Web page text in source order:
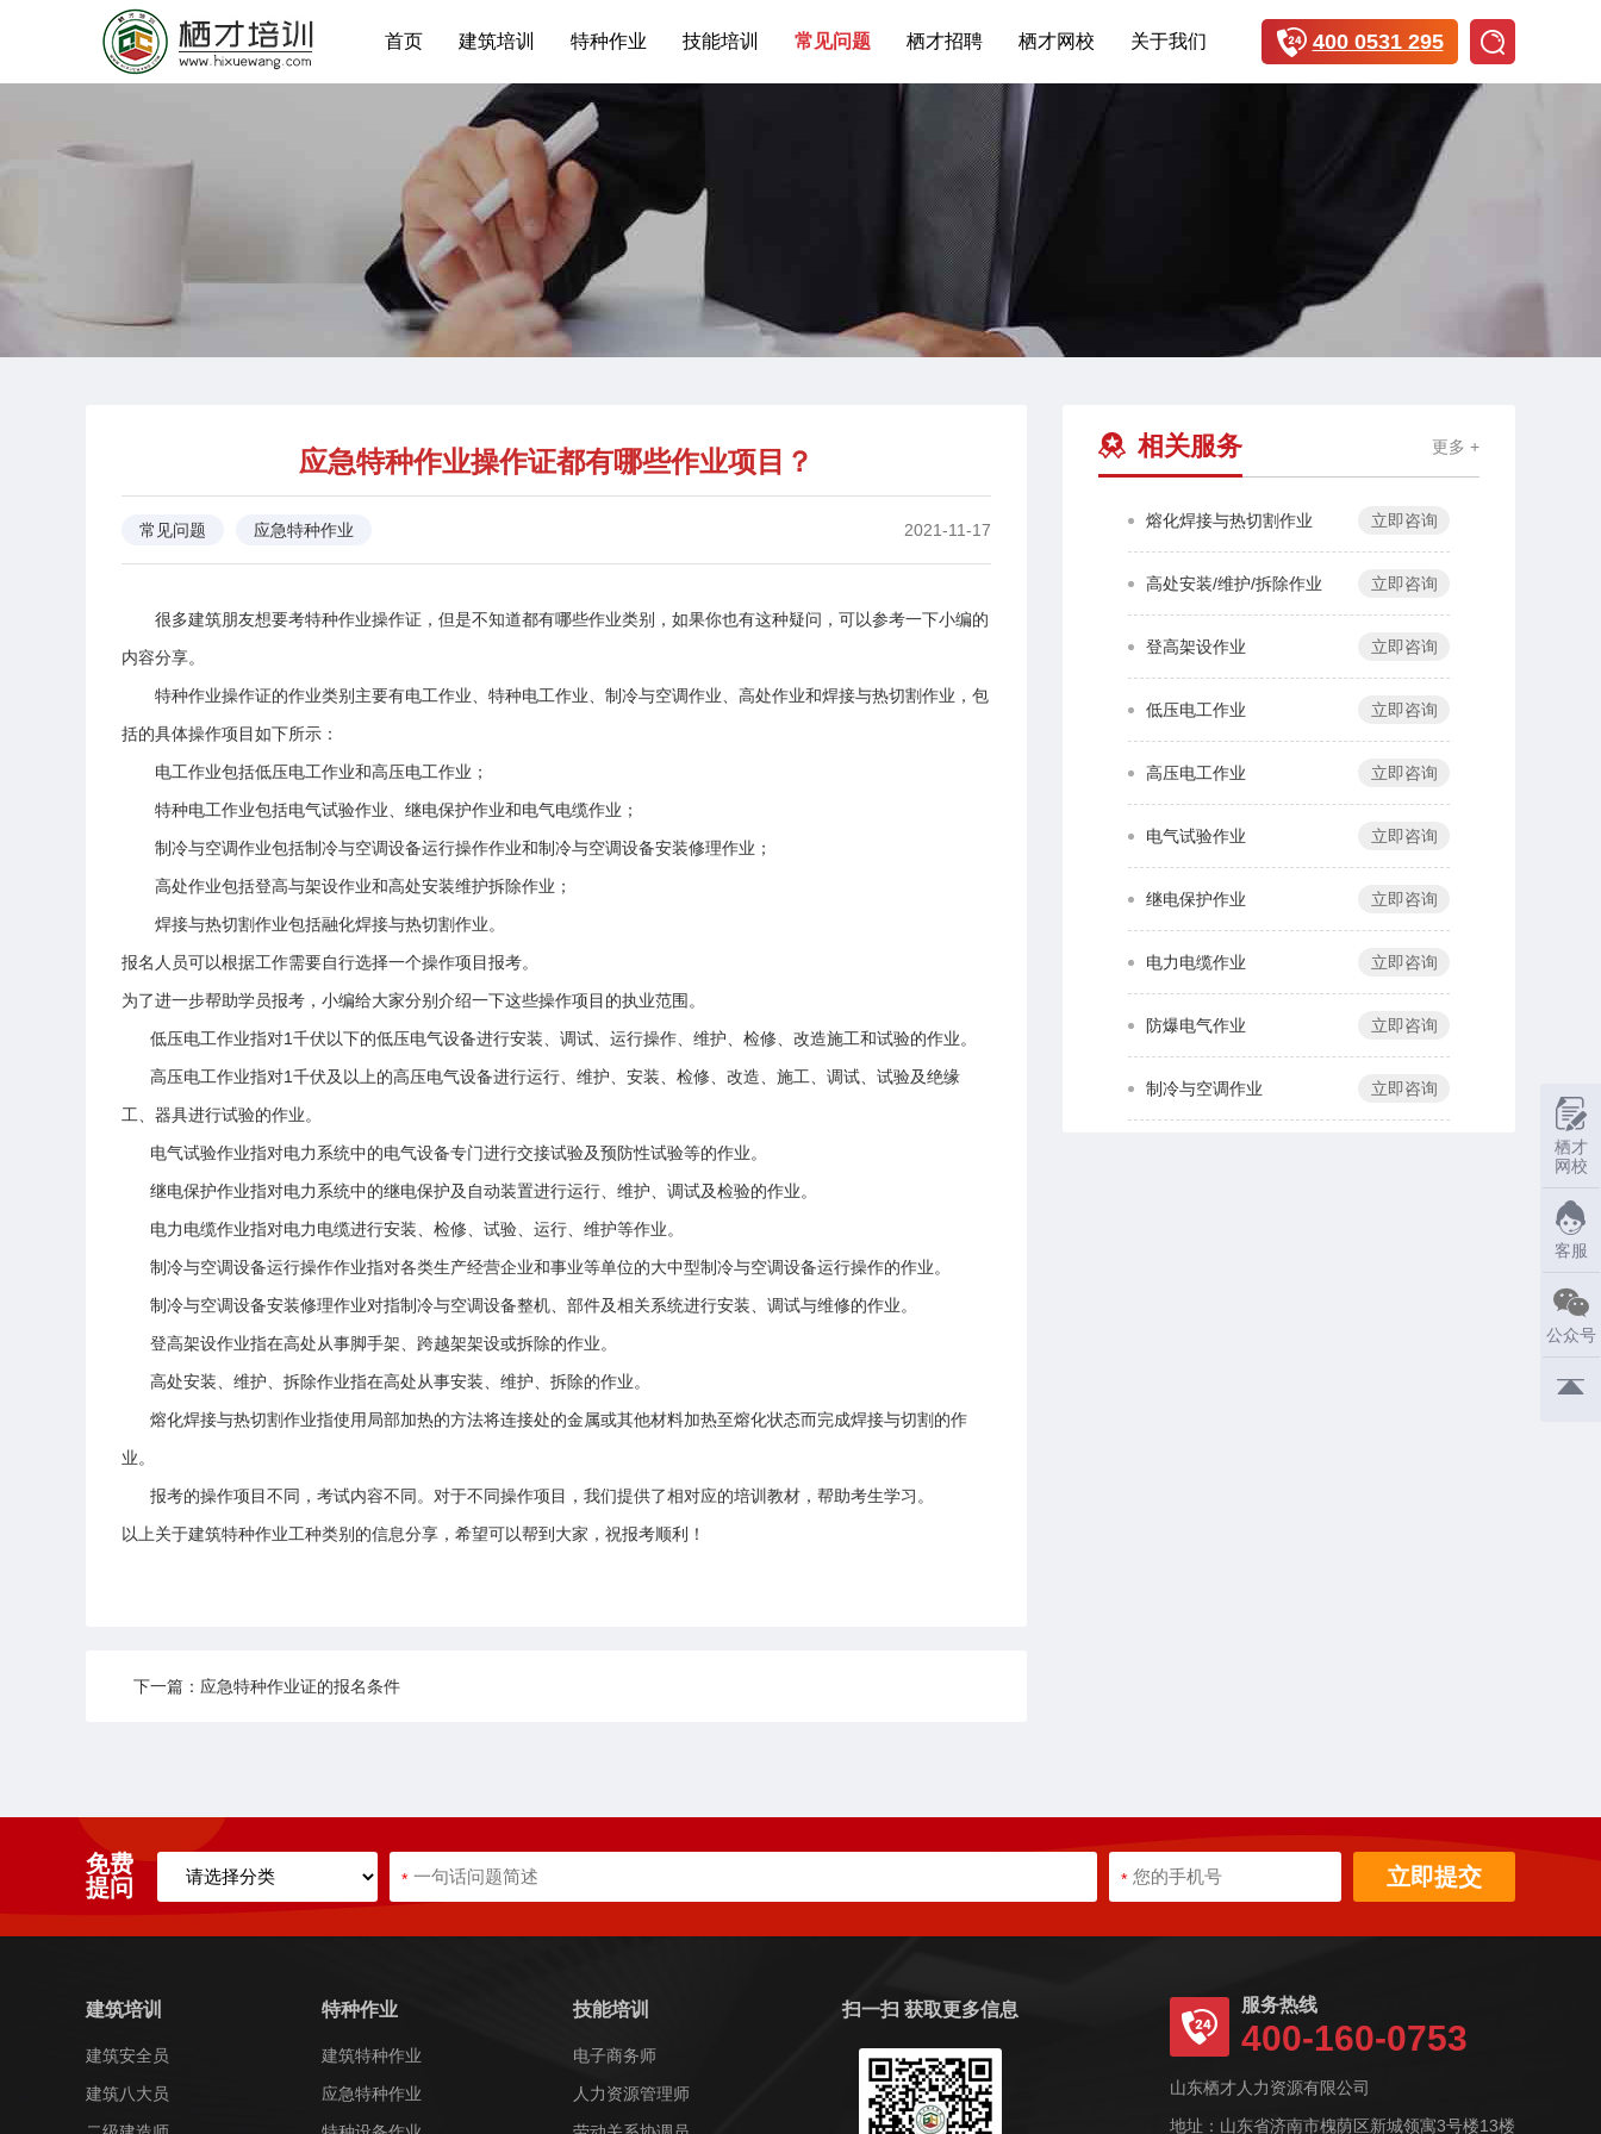
首页 建筑培训 特种作业 技能培训 常见问题 栖才招聘 栖才网校 关于我们 400 0531 295
应急特种作业操作证都有哪些作业项目？
常见问题 应急特种作业 2021-11-17
很多建筑朋友想要考特种作业操作证，但是不知道都有哪些作业类别，如果你也有这种疑问，可以参考一下小编的
内容分享。
特种作业操作证的作业类别主要有电工作业、特种电工作业、制冷与空调作业、高处作业和焊接与热切割作业，包
括的具体操作项目如下所示：
电工作业包括低压电工作业和高压电工作业；
特种电工作业包括电气试验作业、继电保护作业和电气电缆作业；
制冷与空调作业包括制冷与空调设备运行操作作业和制冷与空调设备安装修理作业；
高处作业包括登高与架设作业和高处安装维护拆除作业；
焊接与热切割作业包括融化焊接与热切割作业。
报名人员可以根据工作需要自行选择一个操作项目报考。
为了进一步帮助学员报考，小编给大家分别介绍一下这些操作项目的执业范围。
低压电工作业指对1千伏以下的低压电气设备进行安装、调试、运行操作、维护、检修、改造施工和试验的作业。
高压电工作业指对1千伏及以上的高压电气设备进行运行、维护、安装、检修、改造、施工、调试、试验及绝缘
工、器具进行试验的作业。
电气试验作业指对电力系统中的电气设备专门进行交接试验及预防性试验等的作业。
继电保护作业指对电力系统中的继电保护及自动装置进行运行、维护、调试及检验的作业。
电力电缆作业指对电力电缆进行安装、检修、试验、运行、维护等作业。
制冷与空调设备运行操作作业指对各类生产经营企业和事业等单位的大中型制冷与空调设备运行操作的作业。
制冷与空调设备安装修理作业对指制冷与空调设备整机、部件及相关系统进行安装、调试与维修的作业。
登高架设作业指在高处从事脚手架、跨越架架设或拆除的作业。
高处安装、维护、拆除作业指在高处从事安装、维护、拆除的作业。
熔化焊接与热切割作业指使用局部加热的方法将连接处的金属或其他材料加热至熔化状态而完成焊接与切割的作
业。
报考的操作项目不同，考试内容不同。对于不同操作项目，我们提供了相对应的培训教材，帮助考生学习。
以上关于建筑特种作业工种类别的信息分享，希望可以帮到大家，祝报考顺利！
下一篇：应急特种作业证的报名条件
相关服务 更多 +
熔化焊接与热切割作业 立即咨询
高处安装/维护/拆除作业 立即咨询
登高架设作业 立即咨询
低压电工作业 立即咨询
高压电工作业 立即咨询
电气试验作业 立即咨询
继电保护作业 立即咨询
电力电缆作业 立即咨询
防爆电气作业 立即咨询
制冷与空调作业 立即咨询
免费
提问
* * 立即提交
建筑培训
建筑安全员
建筑八大员
特种作业
建筑特种作业
应急特种作业
技能培训
电子商务师
人力资源管理师
扫一扫 获取更多信息 服务热线
400-160-0753
山东栖才人力资源有限公司
地址：山东省济南市槐荫区新城领寓3号楼13楼
栖才
网校
客服
公众号